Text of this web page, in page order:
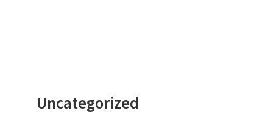
Uncategorized